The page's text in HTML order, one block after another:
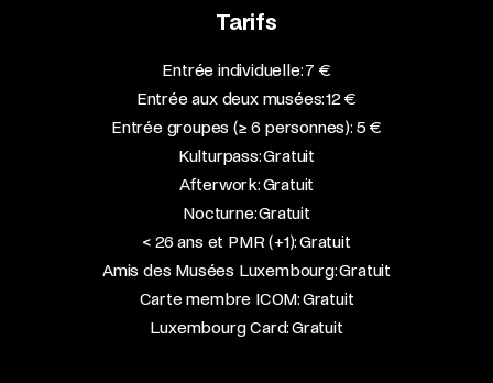
Tarifs
Entrée individuelle: 7 €
Entrée aux deux musées: 12 €
Entrée groupes (≥ 6 personnes): 5 €
Kulturpass: Gratuit
Afterwork: Gratuit
Nocturne: Gratuit
< 26 ans et PMR (+1): Gratuit
Amis des Musées Luxembourg: Gratuit
Carte membre ICOM: Gratuit
Luxembourg Card: Gratuit